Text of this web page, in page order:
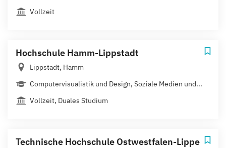
Vollzeit
Hochschule Hamm-Lippstadt
Lippstadt, Hamm
Computervisualistik und Design, Soziale Medien und...
Vollzeit, Duales Studium
Technische Hochschule Ostwestfalen-Lippe